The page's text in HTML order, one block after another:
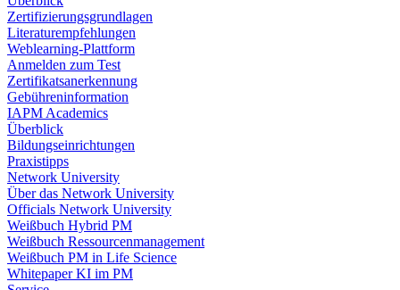
Zertifizierungsgrundlagen
Literaturempfehlungen
Weblearning-Plattform
Anmelden zum Test
Zertifikatsanerkennung
Gebühreninformation
IAPM Academics
Überblick
Bildungseinrichtungen
Praxistipps
Network University
Über das Network University
Officials Network University
Weißbuch Hybrid PM
Weißbuch Ressourcenmanagement
Weißbuch PM in Life Science
Whitepaper KI im PM